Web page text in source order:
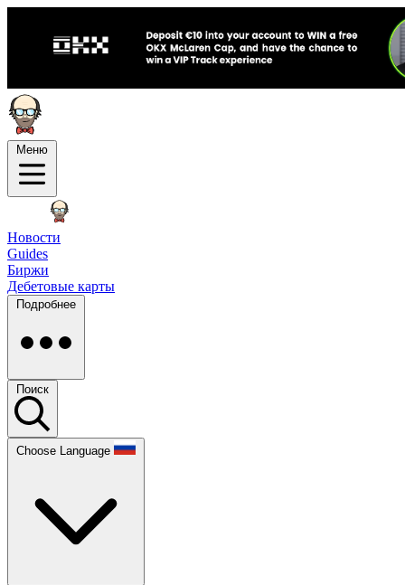
Меню
Новости
Guides
Биржи
Дебетовые карты
Подробнее
Поиск
Choose Language